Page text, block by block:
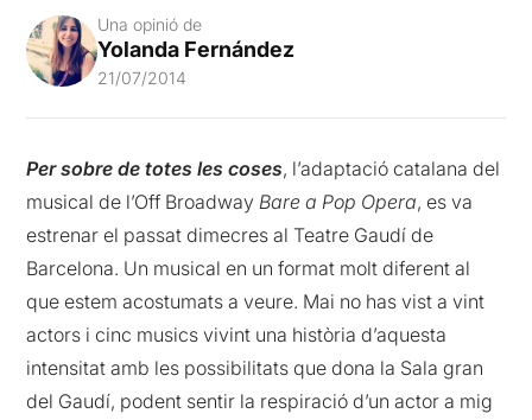
Una opinió de
Yolanda Fernández
21/07/2014
Per sobre de totes les coses, l’adaptació catalana del
musical de l’Off Broadway Bare a Pop Opera, es va
estrenar el passat dimecres al Teatre Gaudí de
Barcelona. Un musical en un format molt diferent al
que estem acostumats a veure. Mai no has vist a vint
actors i cinc musics vivint una història d’aquesta
intensitat amb les possibilitats que dona la Sala gran
del Gaudí, podent sentir la respiració d’un actor a mig